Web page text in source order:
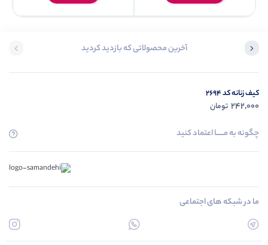
آخرین محصولاتی که بازدید کردید
کیف زنانه کد 2694
242,000 تومان
چگونه به مــــــا اعتماد کنید
ما در شبکه های اجتماعی